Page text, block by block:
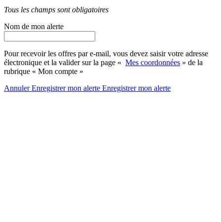
Tous les champs sont obligatoires
Nom de mon alerte
Pour recevoir les offres par e-mail, vous devez saisir votre adresse
électronique et la valider sur la page « Mes coordonnées » de la
rubrique « Mon compte »
AnnulerEnregistrer mon alerte Enregistrermon alerte